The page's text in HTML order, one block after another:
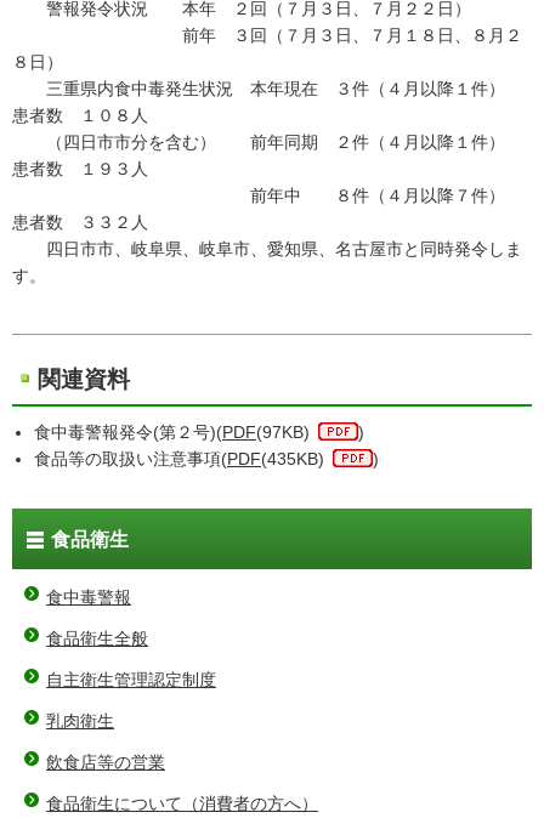
警報発令状況 本年 ２回（７月３日、７月２２日）
前年 ３回（７月３日、７月１８日、８月２
８日）
三重県内食中毒発生状況 本年現在 ３件（４月以降１件）
患者数 １０８人
（四日市市分を含む） 前年同期 ２件（４月以降１件）
患者数 １９３人
前年中 ８件（４月以降７件）
患者数 ３３２人
四日市市、岐阜県、岐阜市、愛知県、名古屋市と同時発令しま
す。
関連資料
食中毒警報発令(第２号)(PDF(97KB)
)
食品等の取扱い注意事項(PDF(435KB) )
食品衛生
食中毒警報
食品衛生全般
自主衛生管理認定制度
乳肉衛生
飲食店等の営業
食品衛生について（消費者の方へ）